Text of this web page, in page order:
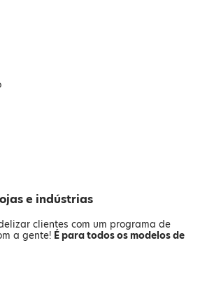
e indústrias
clientes com um programa de
a gente! É para todos os modelos de